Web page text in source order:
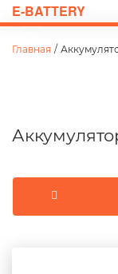
E-BATTERY
Главная /